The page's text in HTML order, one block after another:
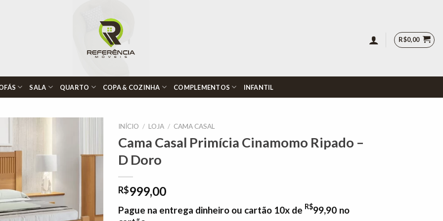
R$0,00
SALA QUARTO COPA & COZINHA COMPLEMENTOS INFANTIL
INÍCIO / LOJA / CAMA CASAL
Cama Casal Primícia Cinamomo Ripado –
D Doro
R$999,00
Pague na entrega dinheiro ou cartão 10x de R$99,90 no